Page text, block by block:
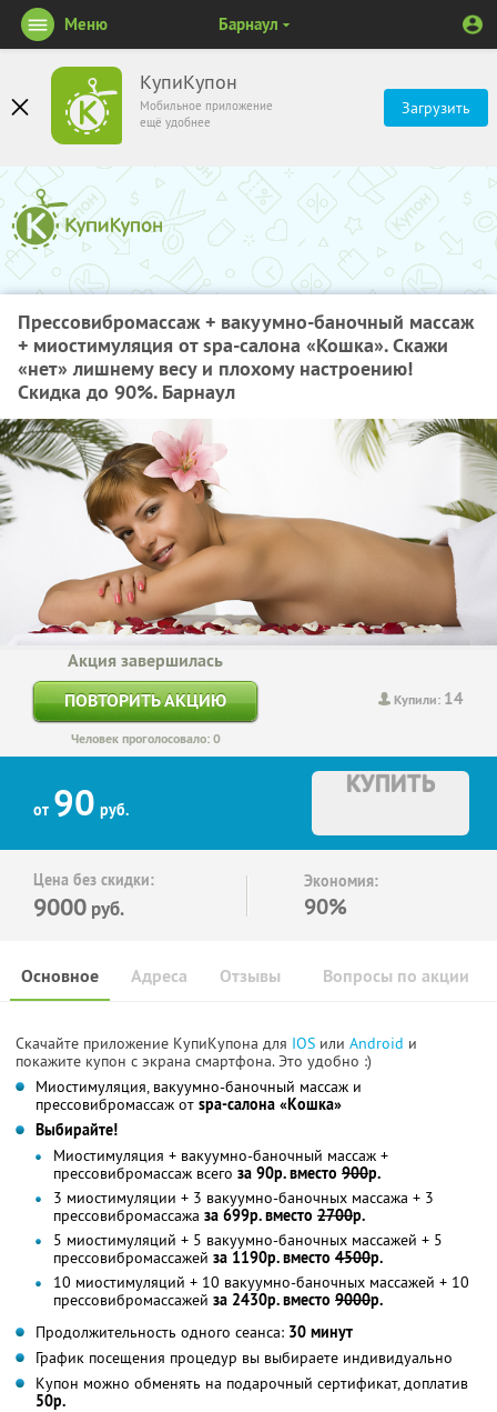
КупиКупон
Мобильное приложение
ещё удобнее
Загрузить
Меню Барнаул
Прессовибромассаж + вакуумно-баночный массаж
+ миостимуляция от spa-салона «Кошка». Скажи
«нет» лишнему весу и плохому настроению!
Скидка до 90%. Барнаул
Купили: 14
Акция завершилась
ПОВТОРИТЬ АКЦИЮ
Человек проголосовало: 0
от 90 руб.
КУПИТЬ
Цена без скидки:
9000 руб.
Экономия:
90%
Основное Отзывы Вопросы по акции
Адреса
Скачайте приложение КупиКупона для IOS или Android и
покажите купон с экрана смартфона. Это удобно :)
Миостимуляция, вакуумно-баночный массаж и
прессовибромассаж от spa-салона «Кошка»
Выбирайте!
Миостимуляция + вакуумно-баночный массаж +
прессовибромассаж всего за 90р. вместо 900р.
3 миостимуляции + 3 вакуумно-баночных массажа + 3
прессовибромассажа за 699р. вместо 2700р.
5 миостимуляций + 5 вакуумно-баночных массажей + 5
прессовибромассажей за 1190р. вместо 4500р.
10 миостимуляций + 10 вакуумно-баночных массажей + 10
прессовибромассажей за 2430р. вместо 9000р.
Продолжительность одного сеанса: 30 минут
График посещения процедур вы выбираете индивидуально
Купон можно обменять на подарочный сертификат, доплатив
50р.